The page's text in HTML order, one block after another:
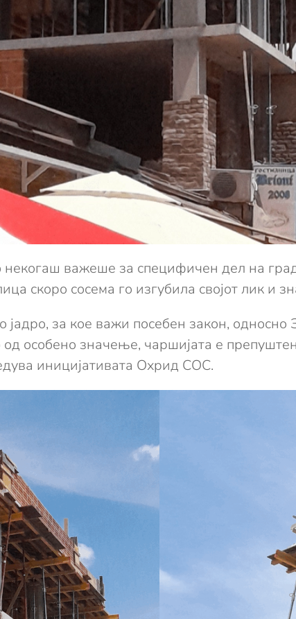
некогаш важеше за специфичен дел на
скоро сосема го изгубила својот лик
јадро, за кое важи посебен закон,
особено значење, чаршијата е
иницијативата Охрид СОС.